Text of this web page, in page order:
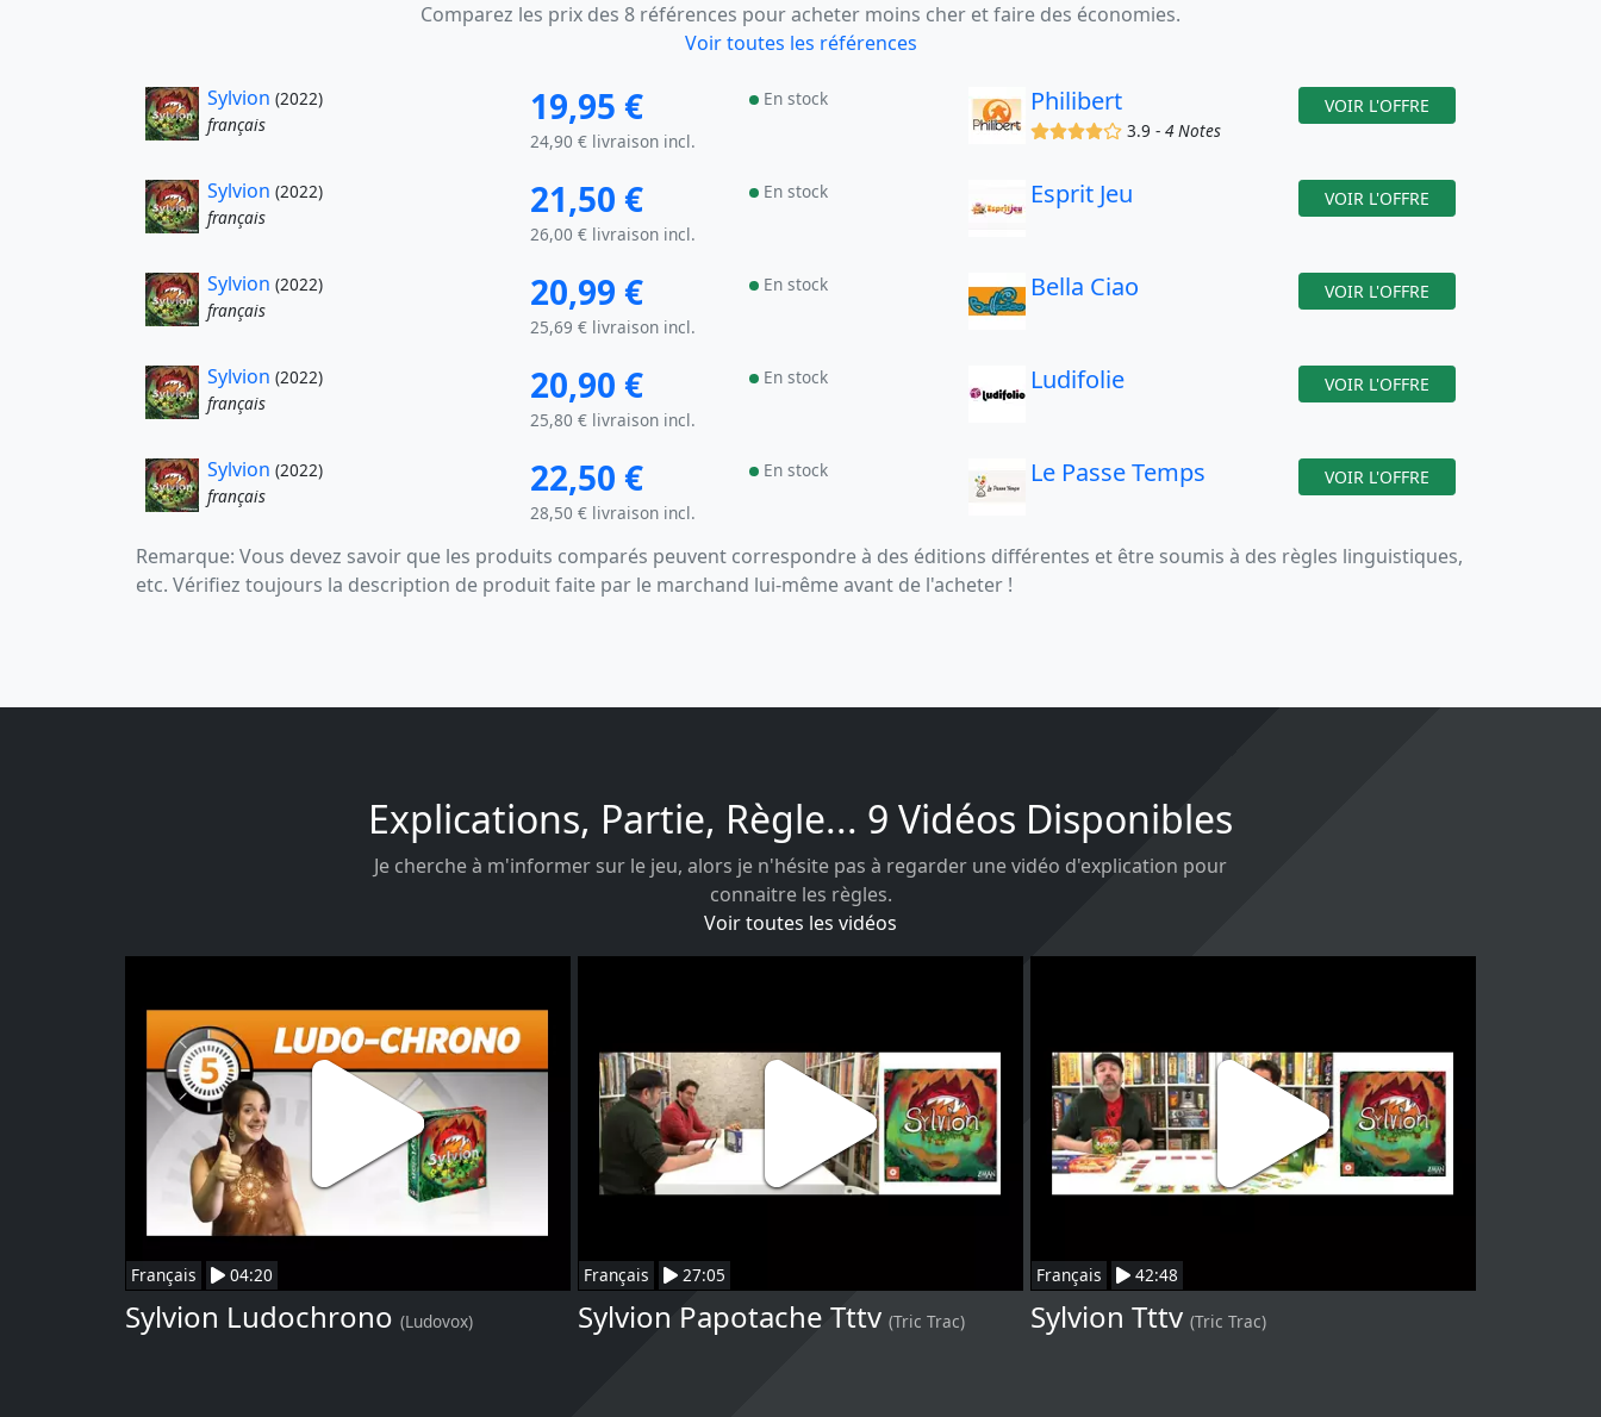
Comparez les prix des 8 références pour acheter moins cher et faire des économies.
Voir toutes les références
Sylvion (2022)
français
19,95 €
24,90 € livraison incl.
En stock Philibert
(x)(x)(x)(x)()
3.9 - 4 Notes
VOIR L'OFFRE
Sylvion (2022)
français
21,50 €
26,00 € livraison incl.
En stock Esprit Jeu VOIR L'OFFRE
Sylvion (2022)
français
20,99 €
25,69 € livraison incl.
En stock Bella Ciao VOIR L'OFFRE
Sylvion (2022)
français
20,90 €
25,80 € livraison incl.
En stock Ludifolie VOIR L'OFFRE
Sylvion (2022)
français
22,50 €
28,50 € livraison incl.
En stock Le Passe Temps VOIR L'OFFRE
Remarque: Vous devez savoir que les produits comparés peuvent correspondre à des éditions différentes et être soumis à des règles linguistiques,
etc. Vérifiez toujours la description de produit faite par le marchand lui-même avant de l'acheter !
Explications, Partie, Règle... 9 Vidéos Disponibles
Je cherche à m'informer sur le jeu, alors je n'hésite pas à regarder une vidéo d'explication pour
connaitre les règles.
Voir toutes les vidéos
Français 04:20
Sylvion Ludochrono (Ludovox)
Français 27:05
Sylvion Papotache Tttv (Tric Trac)
Français 42:48
Sylvion Tttv (Tric Trac)